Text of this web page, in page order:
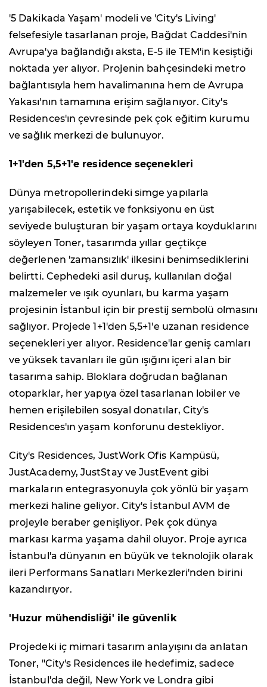
'5 Dakikada Yaşam' modeli ve 'City's Living'
felsefesiyle tasarlanan proje, Bağdat Caddesi'nin
Avrupa'ya bağlandığı aksta, E-5 ile TEM'in kesiştiği
noktada yer alıyor. Projenin bahçesindeki metro
bağlantısıyla hem havalimanına hem de Avrupa
Yakası'nın tamamına erişim sağlanıyor. City's
Residences'ın çevresinde pek çok eğitim kurumu
ve sağlık merkezi de bulunuyor.
1+1'den 5,5+1'e residence seçenekleri
Dünya metropollerindeki simge yapılarla
yarışabilecek, estetik ve fonksiyonu en üst
seviyede buluşturan bir yaşam ortaya koyduklarını
söyleyen Toner, tasarımda yıllar geçtikçe
değerlenen 'zamansızlık' ilkesini benimsediklerini
belirtti. Cephedeki asil duruş, kullanılan doğal
malzemeler ve ışık oyunları, bu karma yaşam
projesinin İstanbul için bir prestij sembolü olmasını
sağlıyor. Projede 1+1'den 5,5+1'e uzanan residence
seçenekleri yer alıyor. Residence'lar geniş camları
ve yüksek tavanları ile gün ışığını içeri alan bir
tasarıma sahip. Bloklara doğrudan bağlanan
otoparklar, her yapıya özel tasarlanan lobiler ve
hemen erişilebilen sosyal donatılar, City's
Residences'ın yaşam konforunu destekliyor.
City's Residences, JustWork Ofis Kampüsü,
JustAcademy, JustStay ve JustEvent gibi
markaların entegrasyonuyla çok yönlü bir yaşam
merkezi haline geliyor. City's İstanbul AVM de
projeyle beraber genişliyor. Pek çok dünya
markası karma yaşama dahil oluyor. Proje ayrıca
İstanbul'a dünyanın en büyük ve teknolojik olarak
ileri Performans Sanatları Merkezleri'nden birini
kazandırıyor.
'Huzur mühendisliği' ile güvenlik
Projedeki iç mimari tasarım anlayışını da anlatan
Toner, "City's Residences ile hedefimiz, sadece
İstanbul'da değil, New York ve Londra gibi